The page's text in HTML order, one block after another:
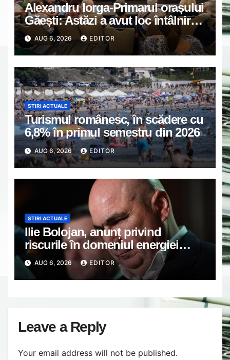
Alexandru Iorga-Primarul orașului
Găești: Astăzi a avut loc întâlnirea
de lucru cu reprezentanții
asociațiilor de proprietari din
Găești.
AUG 6, 2026 EDITOR
STIRI ACTUALE
Turismul românesc, în scădere cu
6,8% în primul semestru din 2026
AUG 6, 2026 EDITOR
STIRI ACTUALE
Ilie Bolojan, anunț privind
riscurile în domeniul energiei
electrice. Ce a decis Guvernul
AUG 6, 2026 EDITOR
Leave a Reply
Your email address will not be published.